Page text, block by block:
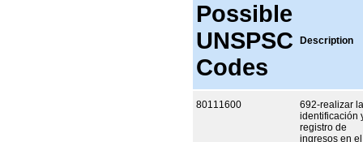
Possible
UNSPSC
Codes
Description
80111600
692-realizar la
identificación
registro de
ingresos en el